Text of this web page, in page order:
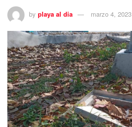
by playa al dia marzo 4, 2023